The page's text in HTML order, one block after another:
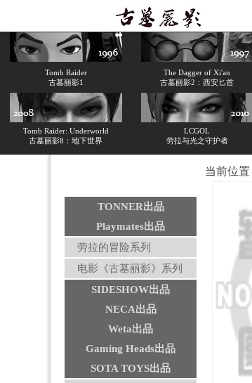
Tomb Raider
古墓丽影1
The Dagger of Xi'an
古墓丽影2：西安匕首
Tomb Raider: Underworld
古墓丽影8：地下世界
LCGOL
劳拉与光之守护者
TONNER出品
Playmates出品
劳拉的冒险系列
电影《古墓丽影》系列
SIDESHOW出品
NECA出品
Weta出品
Gaming Heads出品
SOTA TOYS出品
当前位置